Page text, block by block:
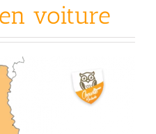
voiture